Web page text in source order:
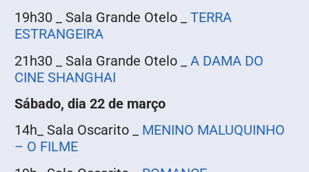
19h30 _ Sala Grande Otelo _ TERRA
ESTRANGEIRA
21h30 _ Sala Grande Otelo _ A DAMA DO
CINE SHANGHAI
Sábado, dia 22 de março
14h_ Sala Oscarito _ MENINO MALUQUINHO
– O FILME